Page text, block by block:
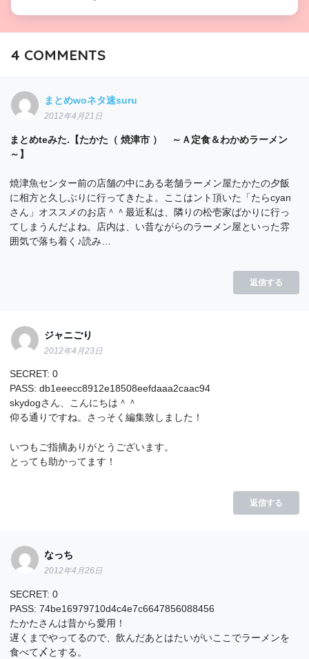
4 COMMENTS
まとめwoネタ速suru
2012年4月21日
まとめteみた.【たかた（ 焼津市 ） ～Ａ定食＆わかめラーメン
～】
焼津魚センター前の店舗の中にある老舗ラーメン屋たかたの夕飯
に相方と久しぶりに行ってきたよ。ここはント頂いた「たらcyan
さん」オススメのお店＾＾最近私は、隣りの松壱家ばかりに行っ
てしまうんだよね。店内は、い昔ながらのラーメン屋といった雰
囲気で落ち着く♪読み…
返信する
ジャニごり
2012年4月23日
SECRET: 0
PASS: db1eeecc8912e18508eefdaaa2caac94
skydogさん、こんにちは＾＾
仰る通りですね。さっそく編集致しました！
いつもご指摘ありがとうございます。
とっても助かってます！
返信する
なっち
2012年4月26日
SECRET: 0
PASS: 74be16979710d4c4e7c6647856088456
たかたさんは昔から愛用！
遅くまでやってるので、飲んだあとはたいがいここでラーメンを
食べて〆とする。